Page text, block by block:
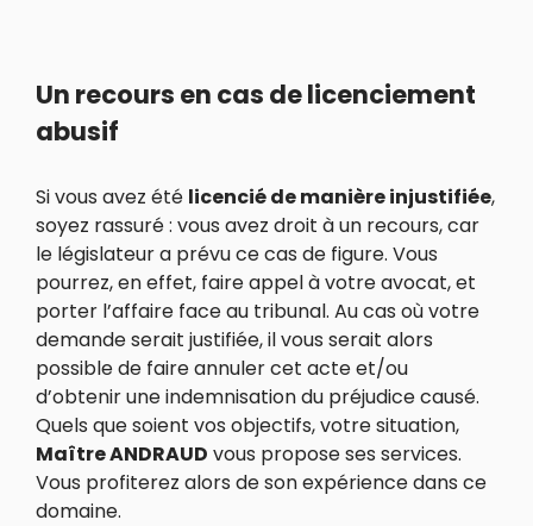
Un recours en cas de licenciement
abusif
Si vous avez été licencié de manière injustifiée,
soyez rassuré : vous avez droit à un recours, car
le législateur a prévu ce cas de figure. Vous
pourrez, en effet, faire appel à votre avocat, et
porter l’affaire face au tribunal. Au cas où votre
demande serait justifiée, il vous serait alors
possible de faire annuler cet acte et/ou
d’obtenir une indemnisation du préjudice causé.
Quels que soient vos objectifs, votre situation,
Maître ANDRAUD vous propose ses services.
Vous profiterez alors de son expérience dans ce
domaine.